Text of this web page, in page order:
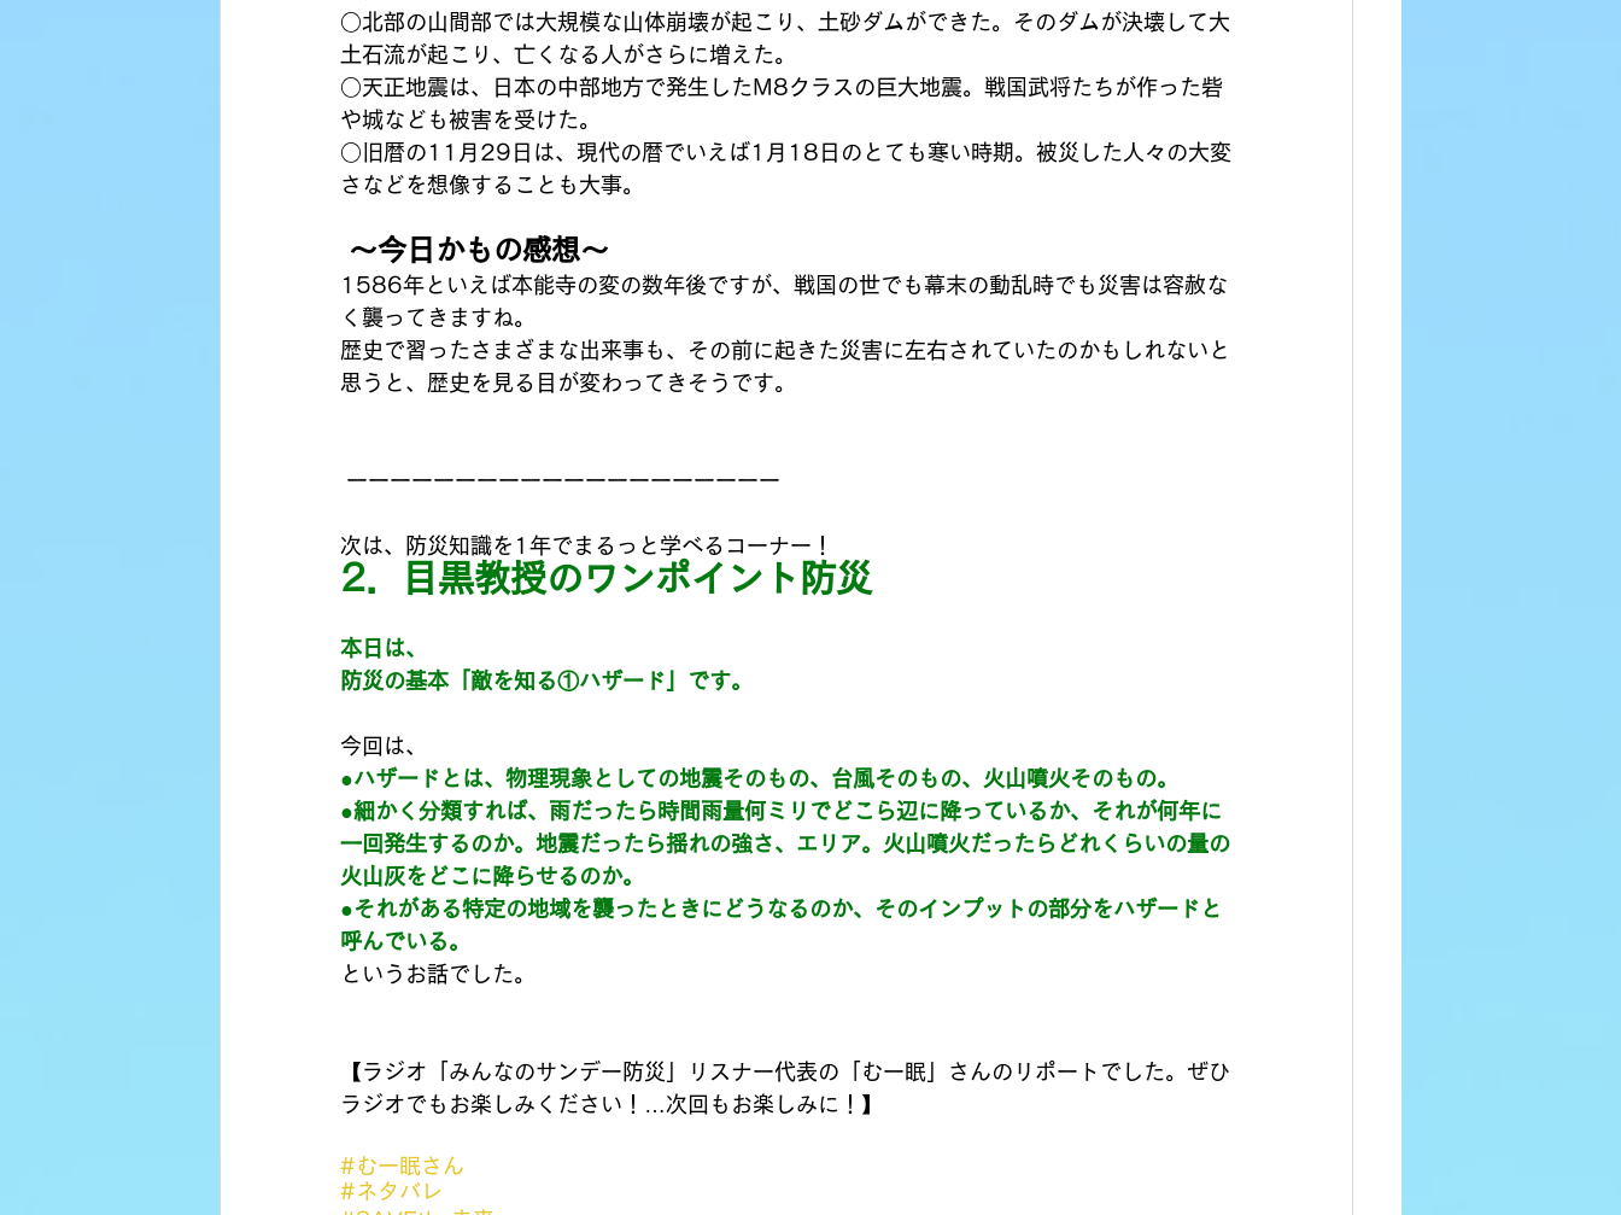
○北部の山間部では大規模な山体崩壊が起こり、土砂ダムができた。そのダムが決壊して大
土石流が起こり、亡くなる人がさらに増えた。
○天正地震は、日本の中部地方で発生したM8クラスの巨大地震。戦国武将たちが作った砦
や城なども被害を受けた。
○旧暦の11月29日は、現代の暦でいえば1月18日のとても寒い時期。被災した人々の大変
さなどを想像することも大事。
〜今日かもの感想〜
1586年といえば本能寺の変の数年後ですが、戦国の世でも幕末の動乱時でも災害は容赦な
く襲ってきますね。
歴史で習ったさまざまな出来事も、その前に起きた災害に左右されていたのかもしれないと
思うと、歴史を見る目が変わってきそうです。
ーーーーーーーーーーーーーーーーーーーー
次は、防災知識を1年でまるっと学べるコーナー！
2．目黒教授のワンポイント防災
本日は、
防災の基本「敵を知る①ハザード」です。
今回は、
●ハザードとは、物理現象としての地震そのもの、台風そのもの、火山噴火そのもの。
●細かく分類すれば、雨だったら時間雨量何ミリでどこら辺に降っているか、それが何年に
一回発生するのか。地震だったら揺れの強さ、エリア。火山噴火だったらどれくらいの量の
火山灰をどこに降らせるのか。
●それがある特定の地域を襲ったときにどうなるのか、そのインプットの部分をハザードと
呼んでいる。
というお話でした。
【ラジオ「みんなのサンデー防災」リスナー代表の「むー眠」さんのリポートでした。ぜひ
ラジオでもお楽しみください！…次回もお楽しみに！】
#むー眠さん
#ネタバレ